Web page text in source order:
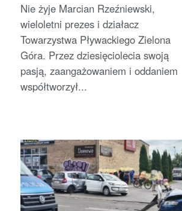
Nie żyje Marcian Rzeźniewski,
wieloletni prezes i działacz
Towarzystwa Pływackiego Zielona
Góra. Przez dziesięciolecia swoją
pasją, zaangażowaniem i oddaniem
współtworzył...